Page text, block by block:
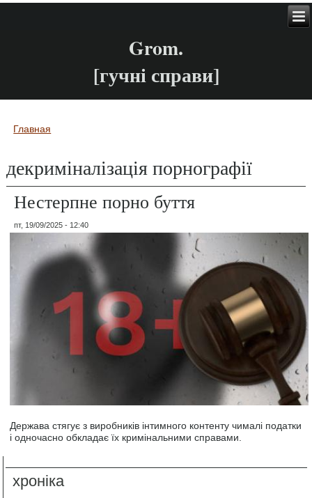
Grom.
[гучні справи]
Вы здесь
Главная
декриміналізація порнографії
Нестерпне порно буття
пт, 19/09/2025 - 12:40
Держава стягує з виробників інтимного контенту чималі податки
і одночасно обкладає їх кримінальними справами.
хроніка